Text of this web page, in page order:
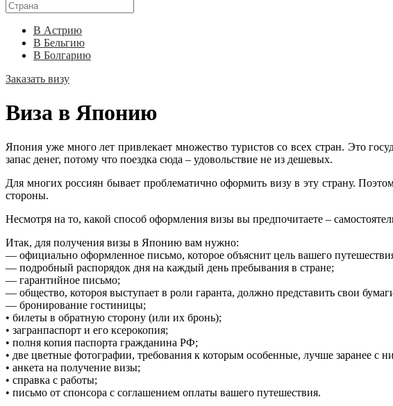
В Астрию
В Бельгию
В Болгарию
Заказать визу
Виза в Японию
Япония уже много лет привлекает множество туристов со всех стран. Это
запас денег, потому что поездка сюда – удовольствие не из дешевых.
Для многих россиян бывает проблематично оформить визу в эту страну.
стороны.
Несмотря на то, какой способ оформления визы вы предпочитаете –
Итак, для получения визы в Японию вам нужно:
— официально оформленное письмо, которое объяснит цель вашего
— подробный распорядок дня на каждый день пребывания в стране;
— гарантийное письмо;
— общество, котороя выступает в роли гаранта, должно представить свои
— бронирование гостиницы;
• билеты в обратную сторону (или их бронь);
• загранпаспорт и его ксерокопия;
• полня копия паспорта гражданина РФ;
• две цветные фотографии, требования к которым особенные, лучше заранее с
• анкета на получение визы;
• справка с работы;
• письмо от спонсора с соглашением оплаты вашего путешествия.